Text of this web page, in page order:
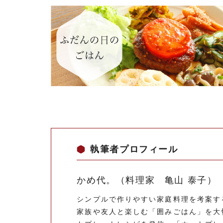
執筆者プロフィール
かめ代。（料理家 亀山 泰子）
シンプルで作りやすい家庭料理を考案
家族や友人と楽しむ「囲みごはん」を